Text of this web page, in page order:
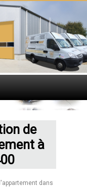
de
à
dans